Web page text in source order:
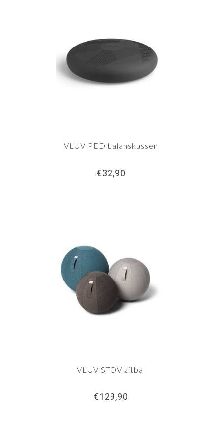
VLUV PED balanskussen
€32,90
VLUV STOV zitbal
€129,90